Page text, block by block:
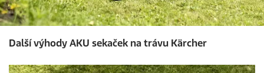
Další výhody AKU sekaček na trávu Kärcher